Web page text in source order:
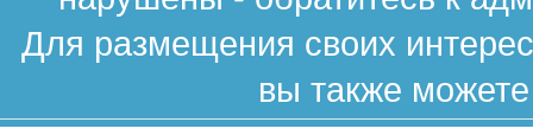
Для размещения своих
вы также